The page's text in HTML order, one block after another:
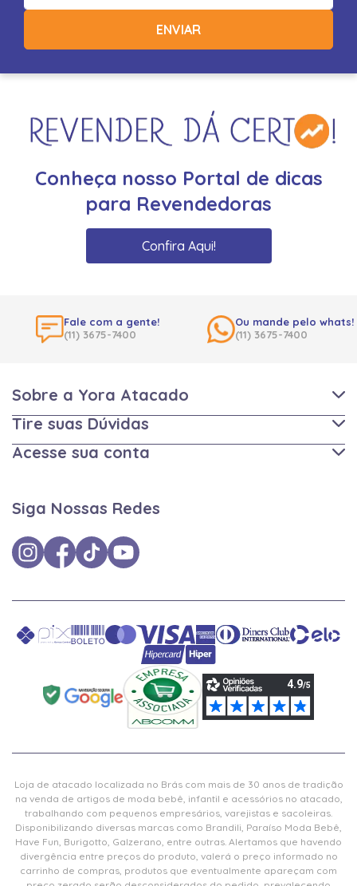
ENVIAR
Conheça nosso Portal de dicas
para Revendedoras
Confira Aqui!
Fale com a gente!
(11) 3675-7400
Ou mande pelo whats!
(11) 3675-7400
Sobre a Yora Atacado
Tire suas Dúvidas
Acesse sua conta
Siga Nossas Redes
Loja de atacado localizada no Brás com mais de 30 anos de tradição
na venda de artigos de moda bebê, infantil e acessórios no atacado,
trabalhando com pequenos empresários, varejistas e sacoleiras.
Disponibilizando diversas marcas como Brandili, Paraíso Moda Bebê,
Have Fun, Burigotto, Galzerano, entre outras. Alertamos que havendo
divergência entre preços do produto, valerá o preço informado no
carrinho de compras, produtos que eventualmente apareçam com